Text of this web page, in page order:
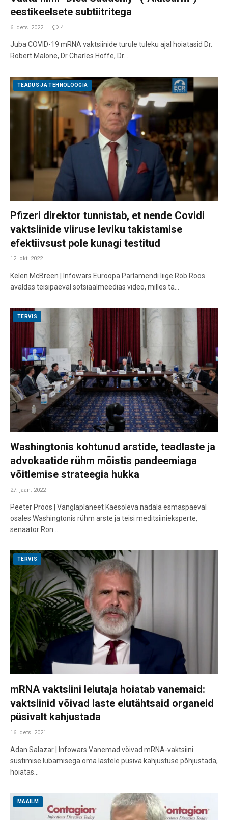
eestikeelsete subtiitritega
6. dets. 2022 4
Juba COVID-19 mRNA vaktsiinide turule tuleku ajal hoiatasid Dr.
Robert Malone, Dr Charles Hoffe, Dr…
TEADUS JA TEHNOLOOGIA
Pfizeri direktor tunnistab, et nende Covidi
vaktsiinide viiruse leviku takistamise
efektiivsust pole kunagi testitud
12. okt. 2022
Kelen McBreen | Infowars Euroopa Parlamendi liige Rob Roos
avaldas teisipäeval sotsiaalmeedias video, milles ta…
TERVIS
Washingtonis kohtunud arstide, teadlaste ja
advokaatide rühm mõistis pandeemiaga
võitlemise strateegia hukka
27. jaan. 2022
Peeter Proos | Vanglaplaneet Käesoleva nädala esmaspäeval
osales Washingtonis rühm arste ja teisi meditsiinieksperte,
senaator Ron…
TERVIS
mRNA vaktsiini leiutaja hoiatab vanemaid:
vaktsiinid võivad laste elutähtsaid organeid
püsivalt kahjustada
16. dets. 2021
Adan Salazar | Infowars Vanemad võivad mRNA-vaktsiini
süstimise lubamisega oma lastele püsiva kahjustuse põhjustada,
hoiatas…
MAAILM